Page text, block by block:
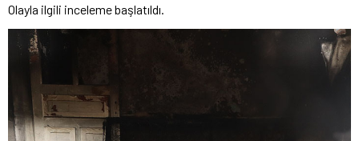
Olayla ilgili inceleme başlatıldı.